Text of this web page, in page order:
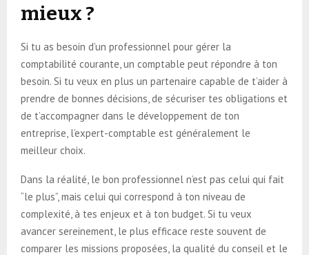
mieux ?
Si tu as besoin d’un professionnel pour gérer la
comptabilité courante, un comptable peut répondre à ton
besoin. Si tu veux en plus un partenaire capable de t’aider à
prendre de bonnes décisions, de sécuriser tes obligations et
de t’accompagner dans le développement de ton
entreprise, l’expert-comptable est généralement le
meilleur choix.
Dans la réalité, le bon professionnel n’est pas celui qui fait
“le plus”, mais celui qui correspond à ton niveau de
complexité, à tes enjeux et à ton budget. Si tu veux
avancer sereinement, le plus efficace reste souvent de
comparer les missions proposées, la qualité du conseil et le